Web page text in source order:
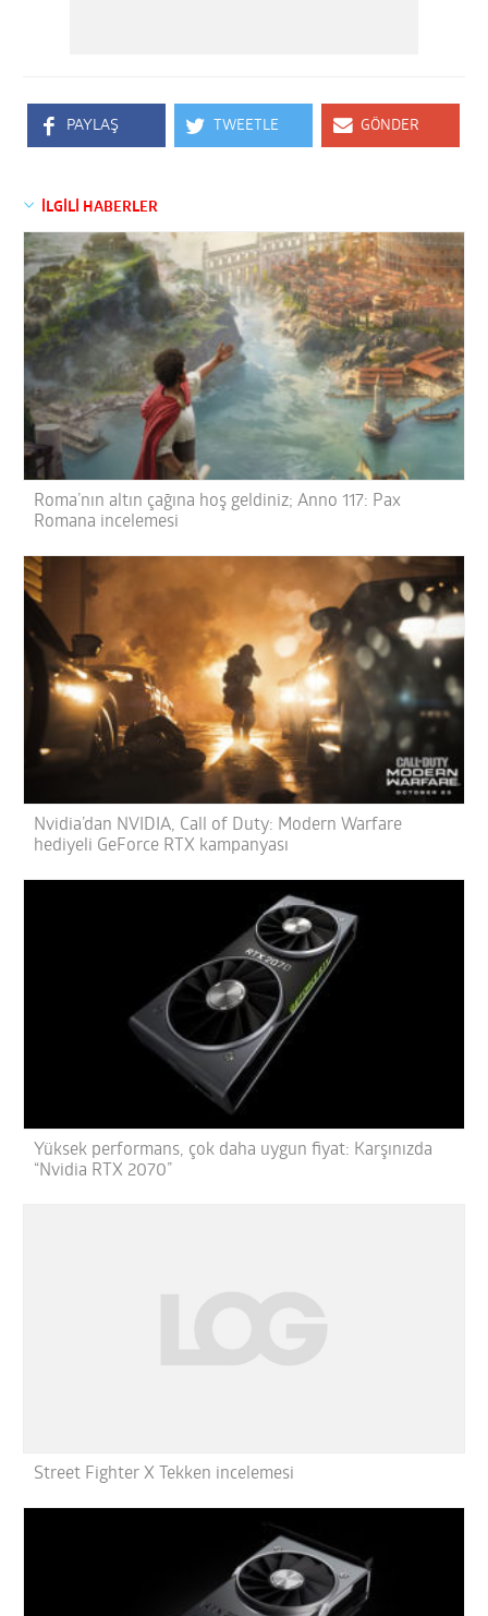
PAYLAŞ TWEETLE GÖNDER
İLGİLİ HABERLER
Roma’nın altın çağına hoş geldiniz; Anno 117: Pax
Romana incelemesi
Nvidia’dan NVIDIA, Call of Duty: Modern Warfare
hediyeli GeForce RTX kampanyası
Yüksek performans, çok daha uygun fiyat: Karşınızda
“Nvidia RTX 2070”
Street Fighter X Tekken incelemesi